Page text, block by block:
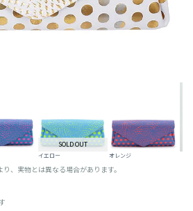
SOLD OUT
イエロー オレンジ
、実物とは異なる場合があります。